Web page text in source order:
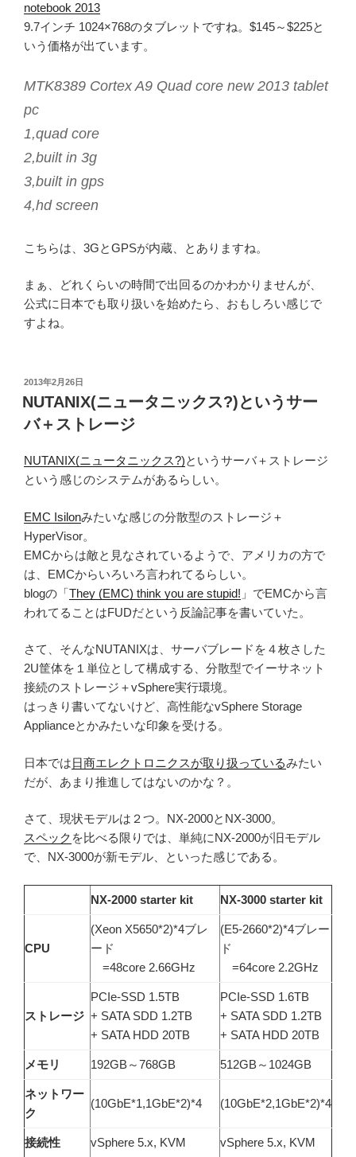
notebook 2013
9.7インチ 1024×768のタブレットですね。$145～$225と
いう価格が出ています。
MTK8389 Cortex A9 Quad core new 2013 tablet
pc
1,quad core
2,built in 3g
3,built in gps
4,hd screen
こちらは、3GとGPSが内蔵、とありますね。
まぁ、どれくらいの時間で出回るのかわかりませんが、
公式に日本でも取り扱いを始めたら、おもしろい感じで
すよね。
投
稿
日:
2013年2月26日
NUTANIX(ニュータニックス?)というサー
バ＋ストレージ
NUTANIX(ニュータニックス?)というサーバ＋ストレージ
という感じのシステムがあるらしい。
EMC Isilonみたいな感じの分散型のストレージ＋
HyperVisor。
EMCからは敵と見なされているようで、アメリカの方で
は、EMCからいろいろ言われてるらしい。
blogの「They (EMC) think you are stupid! 」でEMCから言
われてることはFUDだという反論記事を書いていた。
さて、そんなNUTANIXは、サーバブレードを４枚さした
2U筐体を１単位として構成する、分散型でイーサネット
接続のストレージ＋vSphere実行環境。
はっきり書いてないけど、高性能なvSphere Storage
Applianceとかみたいな印象を受ける。
日本では日商エレクトロニクスが取り扱っているみたい
だが、あまり推進してはないのかな？。
さて、現状モデルは２つ。NX-2000とNX-3000。
スペック を比べる限りでは、単純にNX-2000が旧モデル
で、NX-3000が新モデル、といった感じである。
NX-2000 starter kit NX-3000 starter kit
CPU
(Xeon X5650*2)*4ブレ
ード
=48core 2.66GHz
(E5-2660*2)*4ブレー
ド
=64core 2.2GHz
ストレージ
PCIe-SSD 1.5TB
+ SATA SDD 1.2TB
+ SATA HDD 20TB
PCIe-SSD 1.6TB
+ SATA SDD 1.2TB
+ SATA HDD 20TB
メモリ 192GB～768GB 512GB～1024GB
ネットワー
ク
(10GbE*1,1GbE*2)*4 (10GbE*2,1GbE*2)*4
接続性 vSphere 5.x, KVM vSphere 5.x, KVM